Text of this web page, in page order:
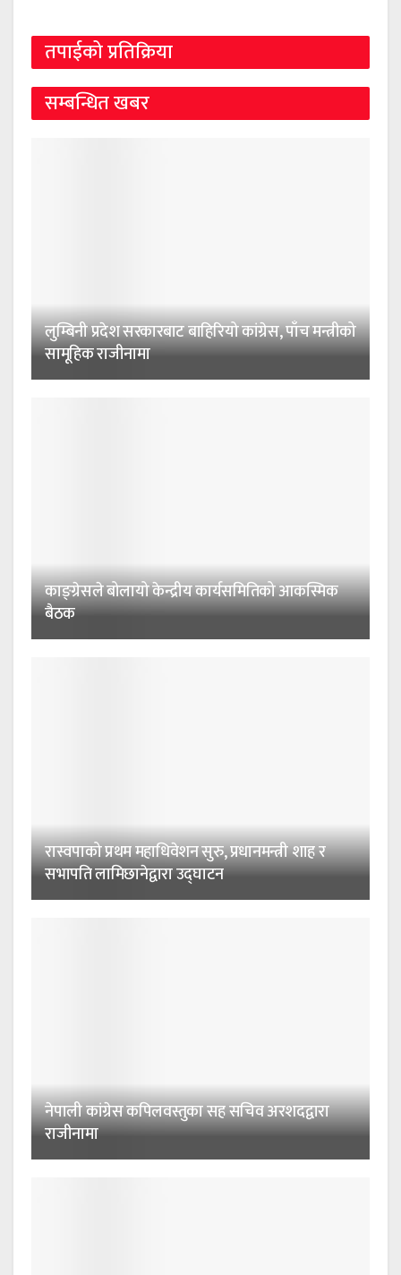
तपाईको प्रतिक्रिया
सम्बन्धित खबर
लुम्बिनी प्रदेश सरकारबाट बाहिरियो कांग्रेस, पाँच मन्त्रीको
सामूहिक राजीनामा
काङ्ग्रेसले बोलायो केन्द्रीय कार्यसमितिको आकस्मिक
बैठक
रास्वपाको प्रथम महाधिवेशन सुरु, प्रधानमन्त्री शाह र
सभापति लामिछानेद्वारा उद्घाटन
नेपाली कांग्रेस कपिलवस्तुका सह सचिव अरशदद्वारा
राजीनामा